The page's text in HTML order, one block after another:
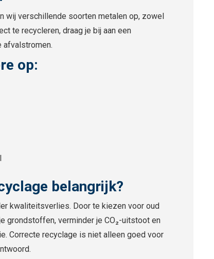
wij verschillende soorten metalen op, zowel
te recycleren, draag je bij aan een
afvalstromen.
op:
belangrijk?
kwaliteitsverlies. Door te kiezen voor oud
grondstoffen, verminder je CO₂-uitstoot en
Correcte recyclage is niet alleen goed voor